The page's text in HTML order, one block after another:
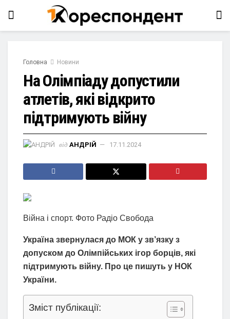
Головна Новини
На Олімпіаду допустили
атлетів, які відкрито
підтримують війну
від АНДРІЙ 17.11.2024
Війна і спорт. Фото Радіо Свобода
Україна звернулася до МОК у зв’язку з
допуском до Олімпійських ігор борців, які
підтримують війну. Про це пишуть у НОК
України.
Зміст публікації: